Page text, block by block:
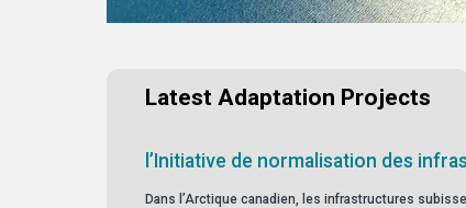
Latest Adaptation Projects
l’Initiative de normalisation des
Dans l’Arctique canadien, les infrastructures